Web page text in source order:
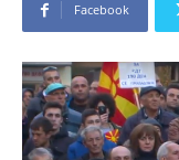
Facebook